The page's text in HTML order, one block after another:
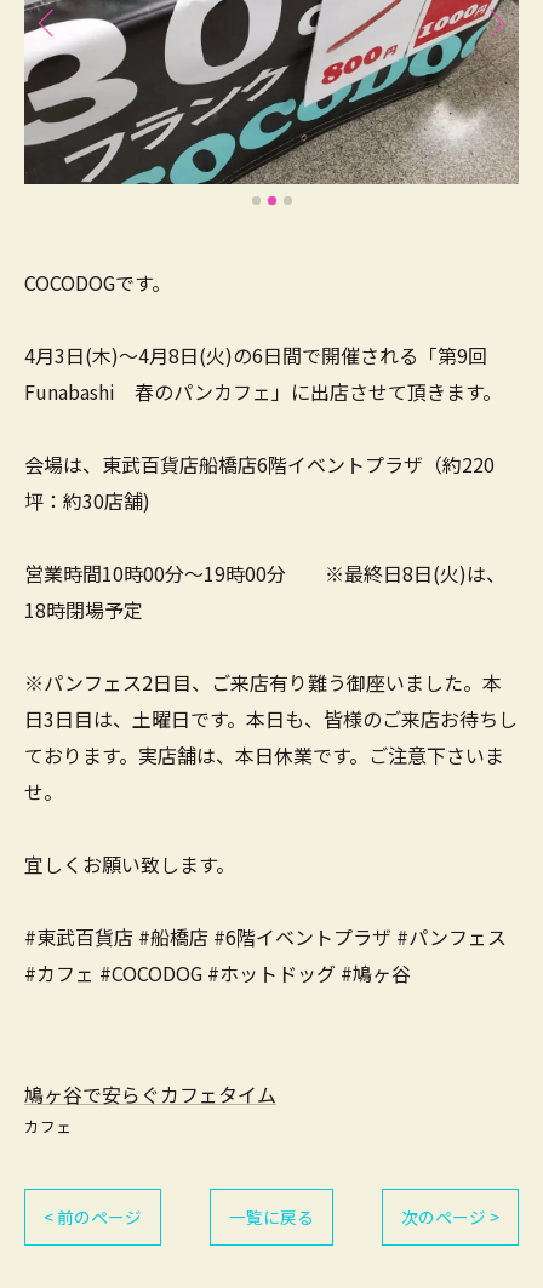
COCODOGです。
4月3日(木)～4月8日(火)の6日間で開催される「第9回
Funabashi 春のパンカフェ」に出店させて頂きます。
会場は、東武百貨店船橋店6階イベントプラザ（約220
坪：約30店舗)
営業時間10時00分～19時00分 ※最終日8日(火)は、
18時閉場予定
※パンフェス2日目、ご来店有り難う御座いました。本
日3日目は、土曜日です。本日も、皆様のご来店お待ちし
ております。実店舗は、本日休業です。ご注意下さいま
せ。
宜しくお願い致します。
#東武百貨店 #船橋店 #6階イベントプラザ #パンフェス
#カフェ #COCODOG #ホットドッグ #鳩ヶ谷
鳩ヶ谷で安らぐカフェタイム
カフェ
< 前のページ 一覧に戻る 次のページ >